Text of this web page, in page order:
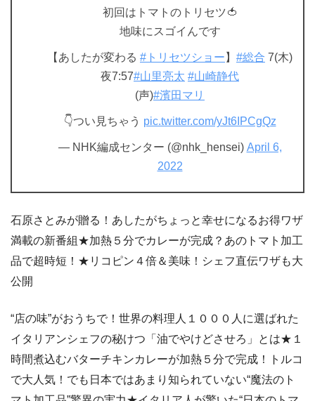
初回はトマトのトリセツ🍅
地味にスゴイんです
【あしたが変わる #トリセツショー 】 #総合 7(木)
夜7:57#山里亮太 #山崎静代
(声)#濱田マリ
👇つい見ちゃう pic.twitter.com/yJt6IPCgQz
— NHK編成センター (@nhk_hensei) April 6,
2022
石原さとみが贈る！あしたがちょっと幸せになるお得ワザ
満載の新番組★加熱５分でカレーが完成？あのトマト加工
品で超時短！★リコピン４倍＆美味！シェフ直伝ワザも大
公開
“店の味”がおうちで！世界の料理人１０００人に選ばれた
イタリアンシェフの秘けつ「油でやけどさせろ」とは★１
時間煮込むバターチキンカレーが加熱５分で完成！トルコ
で大人気！でも日本ではあまり知られていない“魔法のト